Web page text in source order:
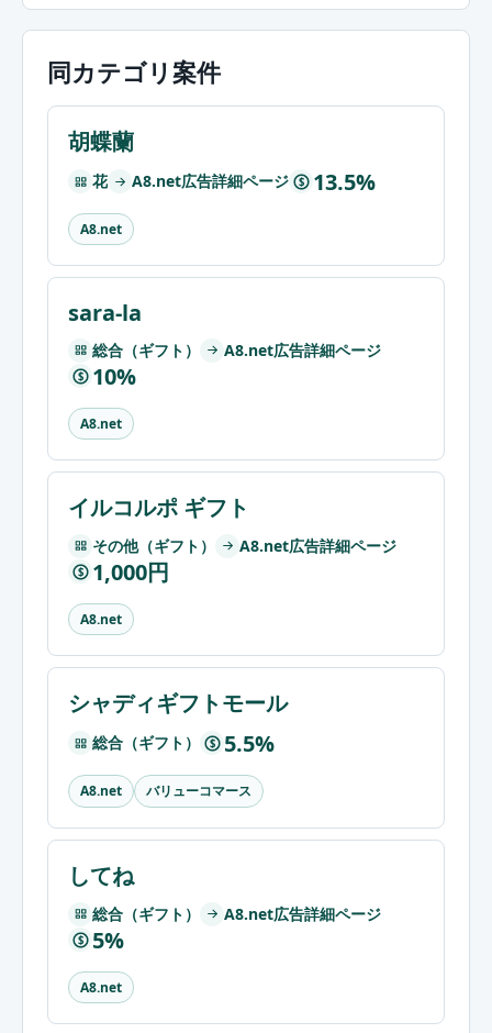
同カテゴリ案件
胡蝶蘭
花 A8.net広告詳細ページ $ 13.5%
A8.net
sara-la
総合（ギフト） A8.net広告詳細ページ
$ 10%
A8.net
イルコルポ ギフト
その他（ギフト） A8.net広告詳細ページ
$ 1,000円
A8.net
シャディギフトモール
総合（ギフト） $ 5.5%
A8.net バリューコマース
してね
総合（ギフト） A8.net広告詳細ページ
$ 5%
A8.net